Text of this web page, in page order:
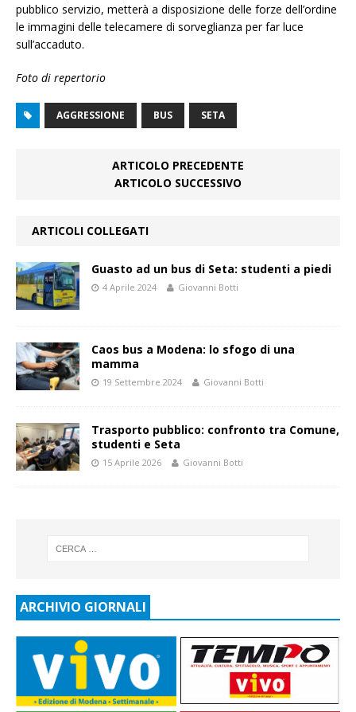
pubblico servizio, metterà a disposizione delle forze dell’ordine
le immagini delle telecamere di sorveglianza per far luce
sull’accaduto.
Foto di repertorio
AGGRESSIONE BUS SETA
ARTICOLO PRECEDENTE
ARTICOLO SUCCESSIVO
ARTICOLI COLLEGATI
Guasto ad un bus di Seta: studenti a piedi
4 Aprile 2024 Giovanni Botti
Caos bus a Modena: lo sfogo di una
mamma
19 Settembre 2024 Giovanni Botti
Trasporto pubblico: confronto tra Comune,
studenti e Seta
15 Aprile 2026 Giovanni Botti
ARCHIVIO GIORNALI